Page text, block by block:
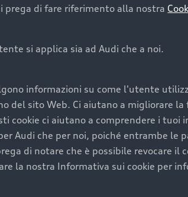
Per la tua nuova Audi, entro
puoi attivare il Piano
copertura previsti,
ogni auto.
Scopri di più
di fare riferimento alla nostra
si applica sia ad Audi che a noi.
informazioni su come l'utente
del sito Web. Ci aiutano a migliorare
cookie ci aiutano a comprendere i tuoi
Audi che per noi, poiché entrambe le
di notare che è possibile revocare il
la nostra Informativa sui cookie per